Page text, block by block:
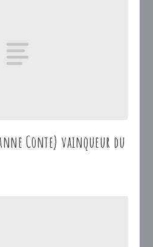
Conte) vainqueur du